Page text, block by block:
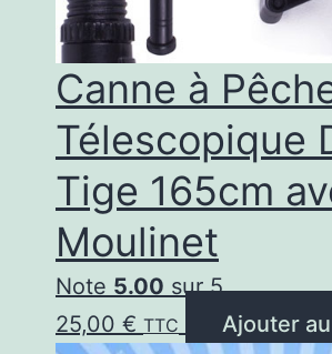
Canne à
Télescopique
Tige 165cm
Moulinet
Note 5.00 sur 5
25,00 € TTC Ajouter